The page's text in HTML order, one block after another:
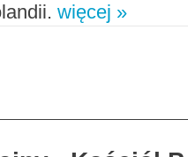
więcej »